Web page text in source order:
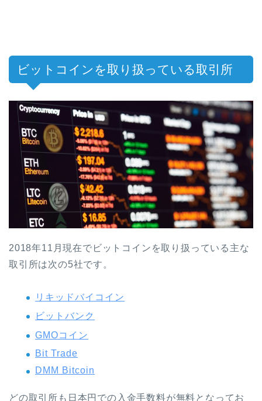
ビットコインを取り扱っている取引所
2018年11月現在でビットコインを取り扱っている主な
取引所は次の5社です。
リキッドバイコイン
ビットバンク
GMOコイン
Bit Trade
DMM Bitcoin
どの取引所も日本円での入金手数料が無料となってお